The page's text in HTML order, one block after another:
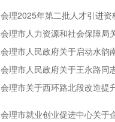
会理2025年第二批人才引进
会理市人力资源和社会保障局
会理市人民政府关于启动水韵
会理市人民政府关于王永路同
会理市关于西环路北段改造提
会理市就业创业促进中心关于